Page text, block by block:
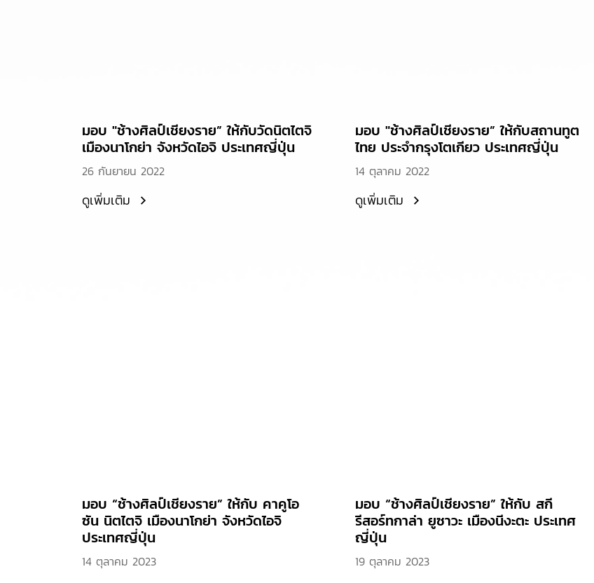
มอบ "ช้างศิลป์เชียงราย” ให้กับวัดนิตไตจิ
เมืองนาโกย่า จังหวัดไอจิ ประเทศญี่ปุ่น
26 กันยายน 2022
ดูเพิ่มเติม
มอบ "ช้างศิลป์เชียงราย” ให้กับสถานทูต
ไทย ประจำกรุงโตเกียว ประเทศญี่ปุ่น
14 ตุลาคม 2022
ดูเพิ่มเติม
มอบ “ช้างศิลป์เชียงราย” ให้กับ คาคูโอ
ซัน นิตไตจิ เมืองนาโกย่า จังหวัดไอจิ
ประเทศญี่ปุ่น
14 ตุลาคม 2023
มอบ “ช้างศิลป์เชียงราย” ให้กับ สกี
รีสอร์ทกาล่า ยูซาวะ เมืองนีงะตะ ประเทศ
ญี่ปุ่น
19 ตุลาคม 2023